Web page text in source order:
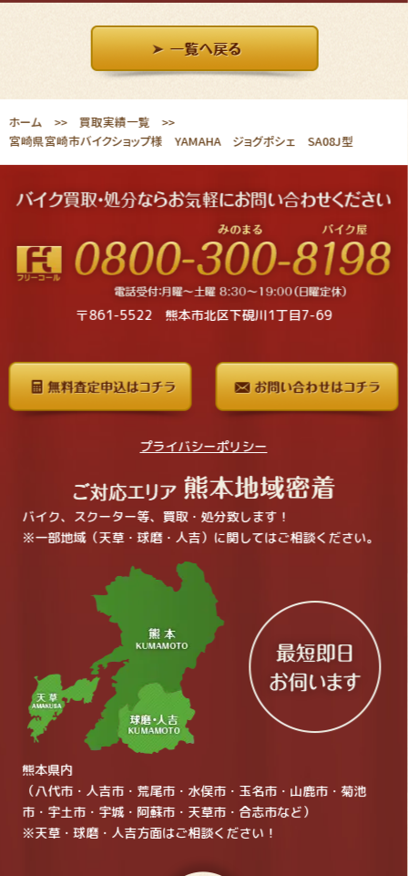
ホーム 買取実績一覧
宮崎県宮崎市バイクショップ様 YAMAHA ジョグポシェ SA08J型
〒861-5522 熊本市北区下硯川1丁目7-69
プライバシーポリシー
バイク、スクーター等、買取・処分致します！
※一部地域（天草・球磨・人吉）に関してはご相談ください。
熊本県内
（八代市・人吉市・荒尾市・水俣市・玉名市・山鹿市・菊池
市・宇土市・宇城・阿蘇市・天草市・合志市など）
※天草・球磨・人吉方面はご相談ください！